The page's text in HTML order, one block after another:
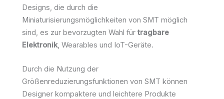
Designs, die durch die
Miniaturisierungsmöglichkeiten von SMT möglich
sind, es zur bevorzugten Wahl für tragbare
Elektronik, Wearables und IoT-Geräte.
Durch die Nutzung der
Größenreduzierungsfunktionen von SMT können
Designer kompaktere und leichtere Produkte